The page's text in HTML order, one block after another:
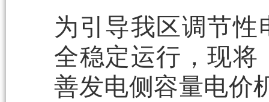
为引导我区调节
全稳定运行，现将
善发电侧容量电价